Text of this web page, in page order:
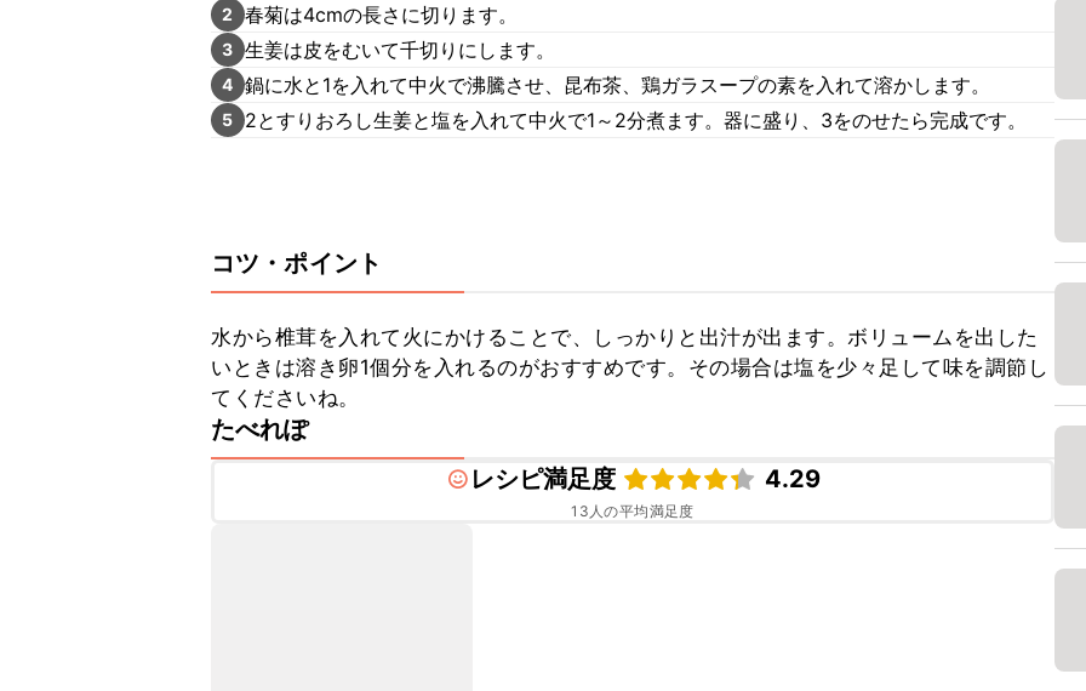
2 春菊は4cmの長さに切ります。
3 生姜は皮をむいて千切りにします。
4 鍋に水と1を入れて中火で沸騰させ、昆布茶、鶏ガラスープの素を入れて溶かします。
5 2とすりおろし生姜と塩を入れて中火で1～2分煮ます。器に盛り、3をのせたら完成です。
コツ・ポイント
水から椎茸を入れて火にかけることで、しっかりと出汁が出ます。ボリュームを出した
いときは溶き卵1個分を入れるのがおすすめです。その場合は塩を少々足して味を調節し
てくださいね。
たべれぽ
レシピ満足度
4.29
13 人の平均満足度